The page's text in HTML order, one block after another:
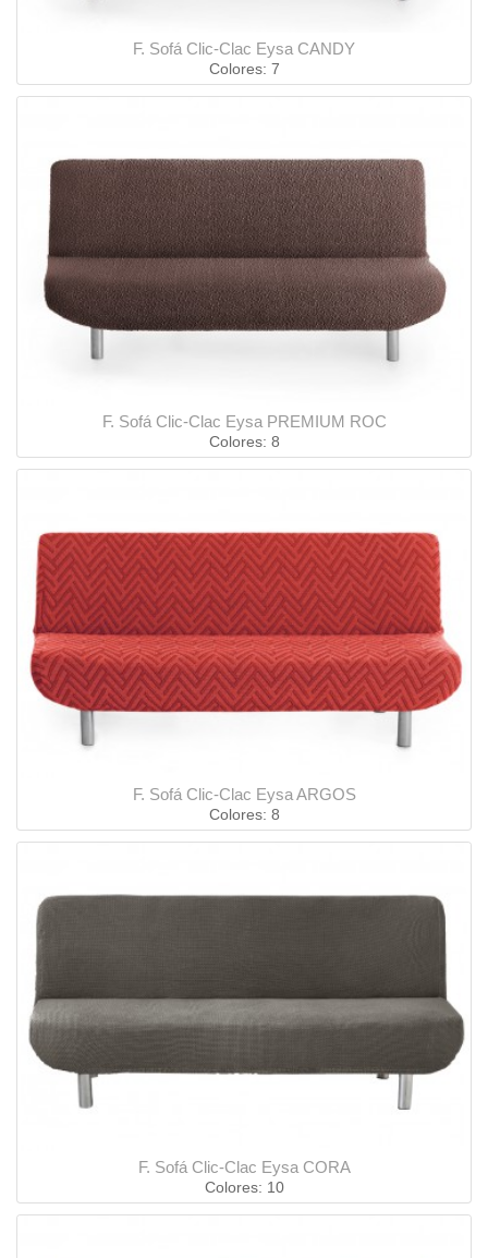
F. Sofá Clic-Clac Eysa CANDY
Colores: 7
F. Sofá Clic-Clac Eysa PREMIUM ROC
Colores: 8
F. Sofá Clic-Clac Eysa ARGOS
Colores: 8
F. Sofá Clic-Clac Eysa CORA
Colores: 10